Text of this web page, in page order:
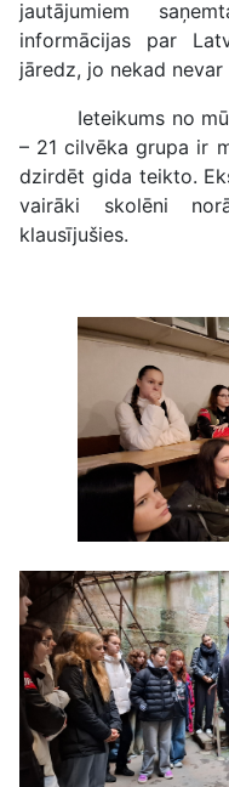
jautājumiem
informācijas par
jāredz, jo nekad
Ieteikums no
– 21 cilvēka grupa ir
dzirdēt gida teikto.
vairāki skolēni
klausījušies.